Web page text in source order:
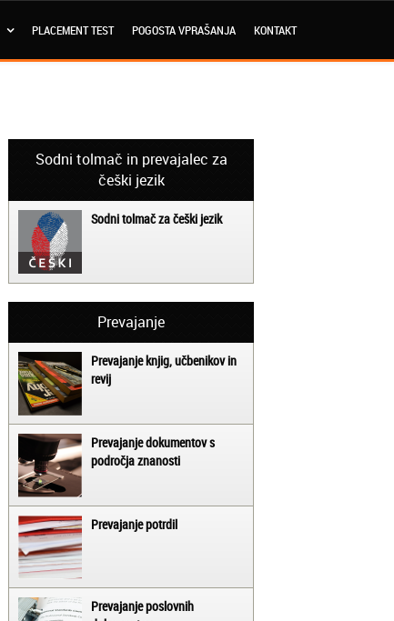
PLACEMENT TEST POGOSTA VPRAŠANJA KONTAKT
Sodni tolmač in prevajalec za
češki jezik
Sodni tolmač za češki jezik
Prevajanje
Prevajanje knjig, učbenikov in
revij
Prevajanje dokumentov s
področja znanosti
Prevajanje potrdil
Prevajanje poslovnih